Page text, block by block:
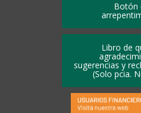
Botón
Libro de
sugerencias y
(Solo pcia.